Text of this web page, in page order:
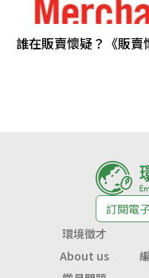
誰在販賣懷疑？《販賣
訂閱電
環境徵才
About us